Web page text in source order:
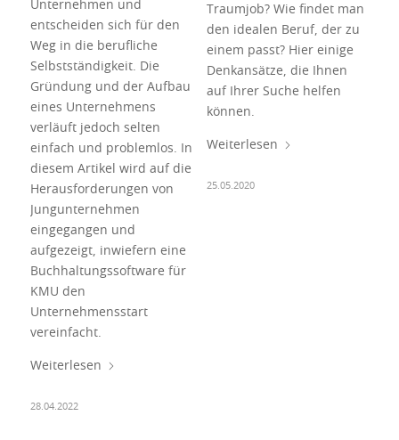
Unternehmen und
entscheiden sich für den
Weg in die berufliche
Selbstständigkeit. Die
Gründung und der Aufbau
eines Unternehmens
verläuft jedoch selten
einfach und problemlos. In
diesem Artikel wird auf die
Herausforderungen von
Jungunternehmen
eingegangen und
aufgezeigt, inwiefern eine
Buchhaltungssoftware für
KMU den
Unternehmensstart
vereinfacht.
Weiterlesen
28.04.2022
Traumjob? Wie findet man
den idealen Beruf, der zu
einem passt? Hier einige
Denkansätze, die Ihnen
auf Ihrer Suche helfen
können.
Weiterlesen
25.05.2020